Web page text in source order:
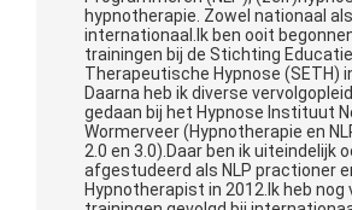
hypnotherapie. Zowel nationaal als
internationaal.Ik ben ooit
trainingen bij de Stichting
Therapeutische Hypnose (SETH)
Daarna heb ik diverse
gedaan bij het Hypnose Instituut
Wormerveer (Hypnotherapie en
2.0 en 3.0).Daar ben ik uiteindelijk
afgestudeerd als NLP practioner
Hypnotherapist in 2012.Ik heb nog